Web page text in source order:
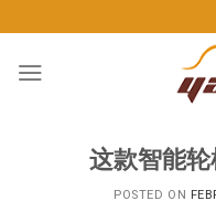
to
content
这款智能
POSTED ON